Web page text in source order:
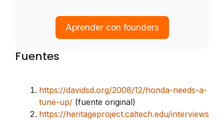
Aprender con founders
Fuentes
https://davidsd.org/2008/12/honda-needs-a-
tune-up/ (fuente original)
https://heritageproject.caltech.edu/interviews